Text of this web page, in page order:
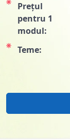
Prețul
pentru 1
modul:
Teme: